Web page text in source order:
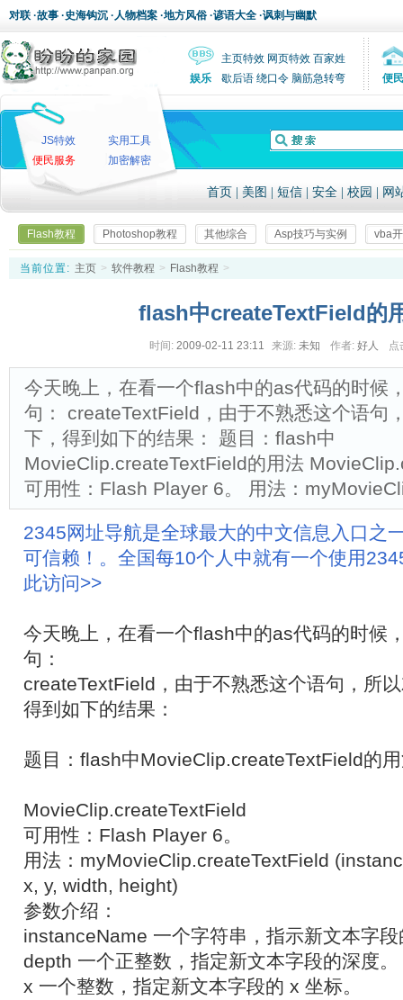
对联 ·故事 ·史海钩沉 ·人物档案 ·地方风俗 ·谚语大全 ·讽刺与幽默
主页特效 网页特效 百家姓
娱乐
歇后语 绕口令 脑筋急转弯 便民
JS特效
实用工具
便民服务
加密解密
首页 美图 短信 安全 校园 网
Flash教程 Photoshop教程 其他综合 Asp技巧与实例 vba
当前位置: 主页 > 软件教程 > Flash教程 >
flash中createTextField的
时间: 2009-02-11 23:11 来源: 未知 作者: 好人 点
今天晚上，在看一个flash中的as代码的时候
句： createTextField，由于不熟悉这个语句
下，得到如下的结果： 题目：flash中
MovieClip.createTextField的用法
可用性：Flash Player 6。 用法：
2345网址导航是全球最大的中文信息入口之
可信赖！。全国每10个人中就有一个使用
此访问>>
今天晚上，在看一个flash中的as代码的时候
句：
createTextField，由于不熟悉这个语句，所
得到如下的结果：
题目：flash中MovieClip.createTextField的
MovieClip.createTextField
可用性：Flash Player 6。
用法：myMovieClip.createTextField
x, y, width, height)
参数介绍：
instanceName 一个字符串，指示新文本字
depth 一个正整数，指定新文本字段的深度。
x 一个整数，指定新文本字段的 x 坐标。